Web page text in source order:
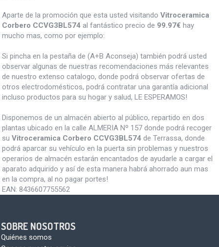
Aparte de la promoción que esta usted visitando Vitroceramica
Corbero CCVG3BL574 al fantástico precio de 99.97€ hay
mucho mas, como por ejemplo:
Si pincha en la pestaña de (A+B Aconseja) también podrá usted
observar algunas de nuestras recomendaciones más relevantes
de nuestro extenso catalogo, donde podrá observar ofertas de
otros electrodomésticos, podrá contratar una garantía adicional
incluso productos para su hogar y salud, LE ESPERAMOS!
Disponemos de un almacén abierto al público, repartido en dos
plantas ubicado en la calle ALMERIA Nº 157 donde podrá recoger
su Vitroceramica Corbero CCVG3BL574 de Terrassa, donde
podrá aparcar su vehículo en la puerta sin problemas y nuestros
operarios de almacén estarán encantados de ayudarle a cargar el
aparato adquirido y así de esta manera habrá ahorrado aun mas
en la compra, al no pagar portes!
EAN: 8436607755562
SOBRE NOSOTROS
Quiénes somos